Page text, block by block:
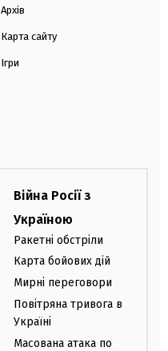
Архів
Карта сайту
Ігри
Війна Росії з
Україною
Ракетні обстріли
Карта бойових дій
Мирні переговори
Повітряна тривога в
Україні
Масована атака по